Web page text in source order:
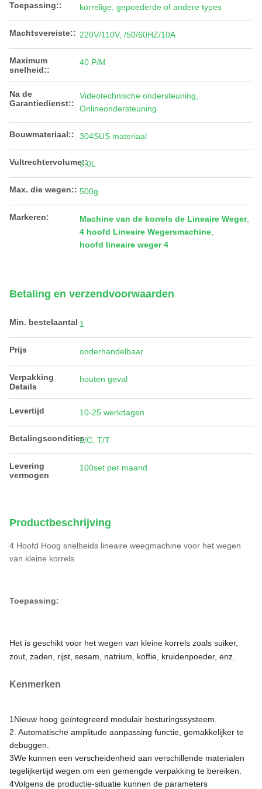
Toepassing:: korrelige, gepoederde of andere types
Machtsvereiste:: 220V/110V, /50/60HZ/10A
Maximum
snelheid::
40 P/M
Na de
Garantiedienst::
Videotechnische ondersteuning,
Onlineondersteuning
Bouwmateriaal:: 304SUS materiaal
Vultrechtervolume::
3.0L
Max. die wegen:: 500g
Markeren: Machine van de korrels de Lineaire Weger,
4 hoofd Lineaire Wegersmachine
hoofd lineaire weger 4
Betaling en verzendvoorwaarden
Min. bestelaantal 1
Prijs onderhandelbaar
Verpakking
Details
houten geval
Levertijd 10-25 werkdagen
BetalingsconditiesL/C, T/T
Levering
vermogen
100set per maand
Productbeschrijving
4 Hoofd Hoog snelheids lineaire weegmachine voor het wegen
van kleine korrels
Toepassing:
Het is geschikt voor het wegen van kleine korrels zoals suiker,
zout, zaden, rijst, sesam, natrium, koffie, kruidenpoeder, enz.
Kenmerken
1Nieuw hoog geïntegreerd modulair besturingssysteem.
2. Automatische amplitude aanpassing functie, gemakkelijker te
debuggen.
3We kunnen een verscheidenheid aan verschillende materialen
tegelijkertijd wegen om een gemengde verpakking te bereiken.
4Volgens de productie-situatie kunnen de parameters